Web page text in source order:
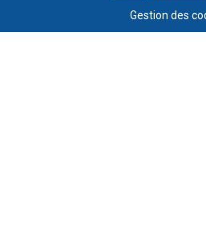
Gestion des